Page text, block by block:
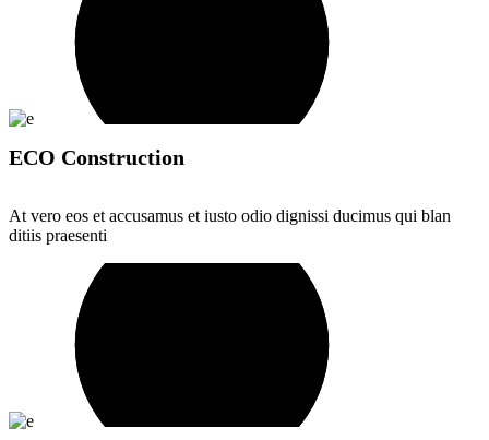
ECO Construction
At vero eos et accusamus et iusto odio dignissi ducimus qui blan
ditiis praesenti